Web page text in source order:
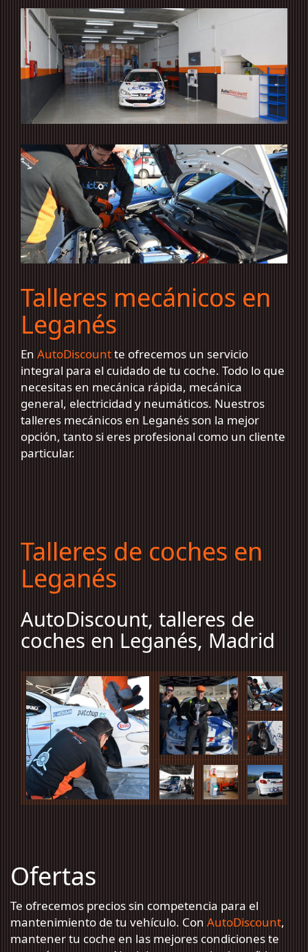
Talleres mecánicos en
Leganés
En AutoDiscountte ofrecemos un servicio
integral para el cuidado de tu coche. Todo lo que
necesitas en mecánica rápida, mecánica
general, electricidad y neumáticos. Nuestros
talleres mecánicos en Leganés son la mejor
opción, tanto si eres profesional como un cliente
particular.
Talleres de coches en
Leganés
AutoDiscount, talleres de
coches en Leganés, Madrid
Ofertas
Te ofrecemos precios sin competencia para el
mantenimiento de tu vehículo. Con AutoDiscount,
mantener tu coche en las mejores condiciones te